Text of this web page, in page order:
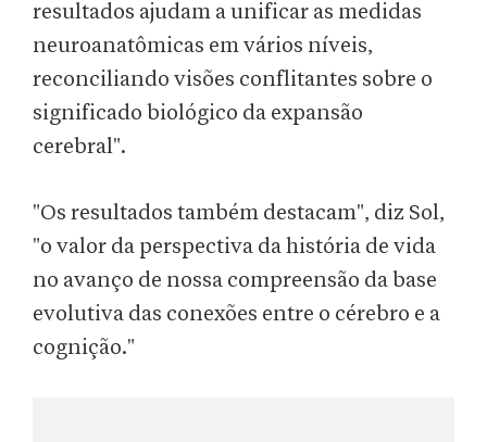
resultados ajudam a unificar as medidas
neuroanatômicas em vários níveis,
reconciliando visões conflitantes sobre o
significado biológico da expansão
cerebral".
"Os resultados também destacam", diz Sol,
"o valor da perspectiva da história de vida
no avanço de nossa compreensão da base
evolutiva das conexões entre o cérebro e a
cognição."